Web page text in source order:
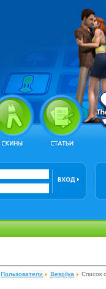
Пользователи Bespilya Список